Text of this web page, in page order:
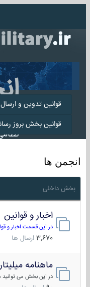
قوانین تدوین و
قوانین بخش بروز رسانی
انجمن ها
بخش داخلی
اخبار و قوانین
در این قسمت اخبار و
3,670 ارسال ها
ماهنامه
در این بخش می توانید